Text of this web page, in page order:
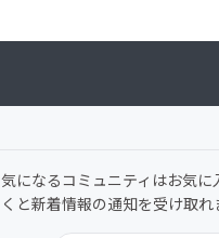
気になるコミュニティはお気
くと新着情報の通知を受け取れ